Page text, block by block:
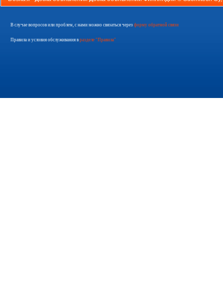
В случае вопросов или проблем, с нами можно связаться через форму обратной связи
Правила и условия обслуживания в разделе "Правила"